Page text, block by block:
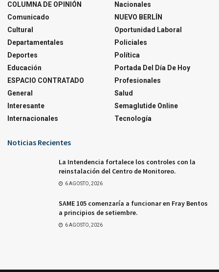
COLUMNA DE OPINIÓN
Comunicado
Cultural
Departamentales
Deportes
Educación
ESPACIO CONTRATADO
General
Interesante
Internacionales
Nacionales
NUEVO BERLÍN
Oportunidad Laboral
Policiales
Política
Portada Del Día De Hoy
Profesionales
Salud
Semaglutide Online
Tecnología
Noticias Recientes
La Intendencia fortalece los controles con la
reinstalación del Centro de Monitoreo.
6 AGOSTO, 2026
SAME 105 comenzaría a funcionar en Fray Bentos
a principios de setiembre.
6 AGOSTO, 2026